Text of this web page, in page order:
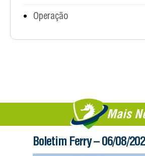
Operação
Mais
Boletim Ferry – 06/08/